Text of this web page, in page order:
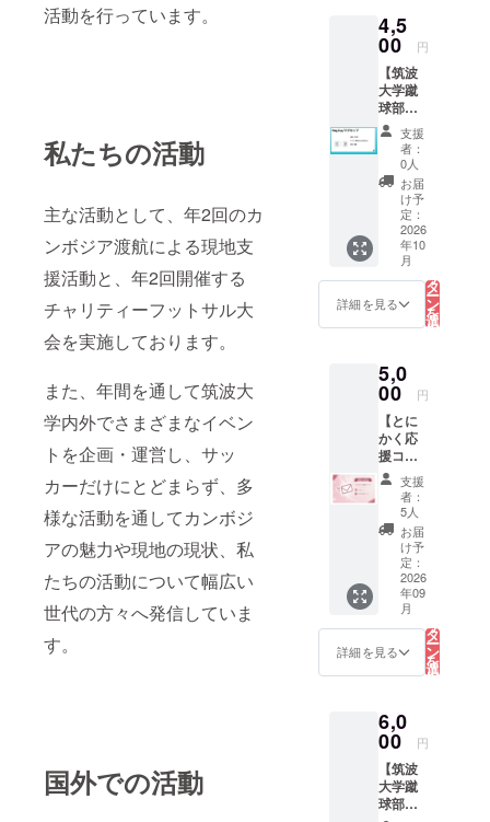
活動を行っています。
私たちの活動
主な活動として、年2回のカ
ンボジア渡航による現地支
援活動と、年2回開催する
チャリティーフットサル大
会を実施しております。
また、年間を通して筑波大
学内外でさまざまなイベン
トを企画・運営し、サッ
カーだけにとどまらず、多
様な活動を通してカンボジ
アの魅力や現地の現状、私
たちの活動について幅広い
世代の方々へ発信していま
す。
国外での活動
（PV終
了報告
書付
き）
※「とに
かく応
援コー
ス」は
ご支援
金額に
関わら
ず、返
礼品の
内容は
同一と
なりま
す。
なって
おりま
す。 皆
様から
のご支
援は、
プロ
ジェク
トのた
めに大
切に使
わせて
いただ
きま
す。 ・
お礼
メール
（PV終
了報告
書付
き）
※「とに
かく応
援コー
ス」は
ご支援
金額に
関わら
ず、返
礼品の
内容は
同一と
なりま
す。
4,5
00 円
【筑波
大学蹴
球部プ
ラン：
マグ
カッ
プ】 筑
波大学
蹴球部
オリジ
ナルロ
ゴ入り
「マグ
カッ
プ」を
お届け
ます。
本商品
は、今
回の
FIFA
ワール
ドカッ
プ パブ
リック
ビュー
イング
開催に
あた
り、筑
波大学
蹴球部
が特別
ズで
す。こ
こでし
か手に
入らな
い特別
支援
者：
0人
お届
け予
定：
2026
年10
月
詳細を見る
リ
タ
ー
ン
を
選
択
5,0
00 円
【とに
かく応
援コー
ス】 応
援して
いただ
けるお
気持ち
がとて
も嬉し
いで
す！ 返
礼品な
しの支
援のみ
のコー
なって
おりま
す。 皆
様から
のご支
援は、
支援
者：
5人
お届
け予
定：
2026
年09
月
詳細を見る
リ
タ
ー
ン
を
選
択
6,0
00 円
【筑波
大学蹴
球部プ